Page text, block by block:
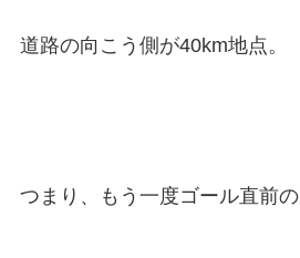
道路の向こう側が40km地点。
つまり、もう一度ゴール直前の